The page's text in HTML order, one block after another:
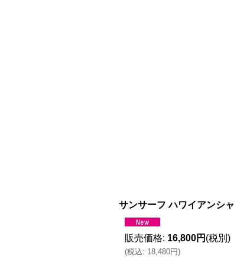
サンサーフ ハワイアンシ
販売価格: 16,800円 (税別)
(税込: 18,480円)